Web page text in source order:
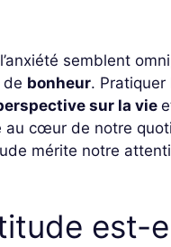
semblent
bonheur. Pratiquer
sur la vie
cœur de notre
mérite notre
est-